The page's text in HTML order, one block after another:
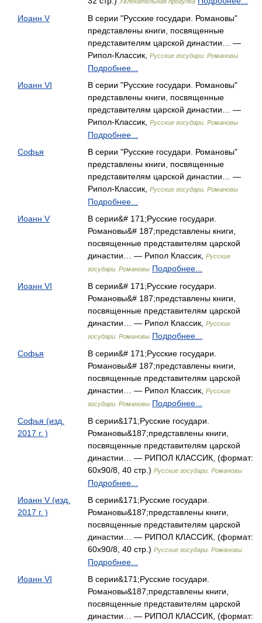
Иоанн V
В серии "Русские государи. Романовы"
представлены книги, посвященные
представителям царской династии… —
Рипол-Классик,
Русские государи. Романовы
Подробнее...
Иоанн VI
В серии "Русские государи. Романовы"
представлены книги, посвященные
представителям царской династии… —
Рипол-Классик,
Русские государи. Романовы
Подробнее...
Софья
В серии "Русские государи. Романовы"
представлены книги, посвященные
представителям царской династии… —
Рипол-Классик,
Русские государи. Романовы
Подробнее...
Иоанн V
В серии&# 171;Русские государи.
Романовы&# 187;представлены книги,
посвященные представителям царской
династии… — Рипол Классик,
Русские
государи. Романовы Подробнее...
Иоанн VI
В серии&# 171;Русские государи.
Романовы&# 187;представлены книги,
посвященные представителям царской
династии… — Рипол Классик,
Русские
государи. Романовы Подробнее...
Софья
В серии&# 171;Русские государи.
Романовы&# 187;представлены книги,
посвященные представителям царской
династии… — Рипол Классик,
Русские
государи. Романовы Подробнее...
Софья (изд.
2017 г. )
В серии&171;Русские государи.
Романовы&187;представлены книги,
посвященные представителям царской
династии… — РИПОЛ КЛАССИК, (формат:
60x90/8, 40 стр.) Русские государи. Романовы
Подробнее...
Иоанн V (изд.
2017 г. )
В серии&171;Русские государи.
Романовы&187;представлены книги,
посвященные представителям царской
династии… — РИПОЛ КЛАССИК, (формат:
60x90/8, 40 стр.) Русские государи. Романовы
Подробнее...
Иоанн VI
В серии&171;Русские государи.
Романовы&187;представлены книги,
посвященные представителям царской
династии… — РИПОЛ КЛАССИК, (формат: